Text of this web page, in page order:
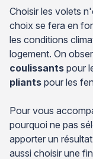
Choisir les volets
choix se fera en
les conditions
logement. On
coulissants pour
pliants pour les
Pour vous
pourquoi ne pas
apporter un
aussi choisir une